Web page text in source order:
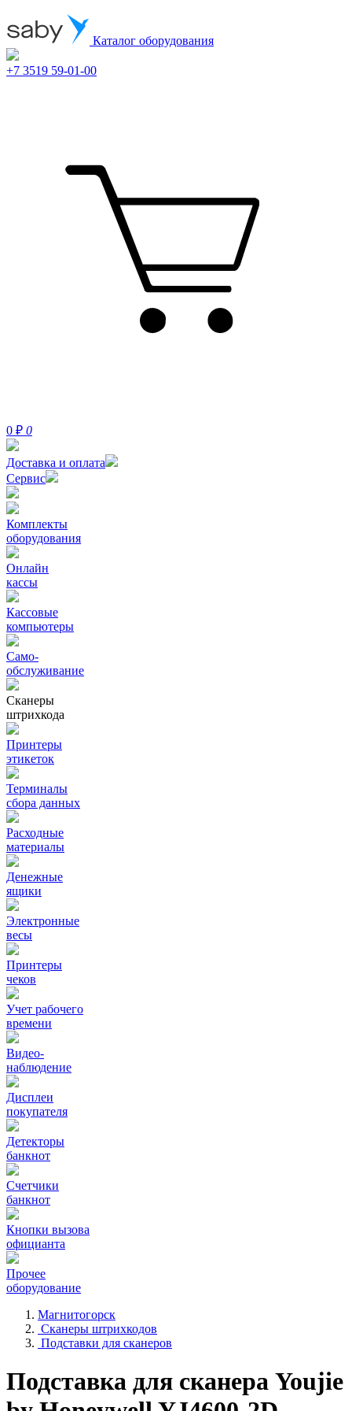
Каталог оборудования
+7 3519 59-01-00
0 ₽ 0
Доставка и оплата
Сервис
Комплекты
оборудования
Онлайн
кассы
Кассовые
компьютеры
Само-
обслуживание
Сканеры
штрихкода
Принтеры
этикеток
Терминалы
сбора данных
Расходные
материалы
Денежные
ящики
Электронные
весы
Принтеры
чеков
Учет рабочего
времени
Видео‑
наблюдение
Дисплеи
покупателя
Детекторы
банкнот
Счетчики
банкнот
Кнопки вызова
официанта
Прочее
оборудование
Магнитогорск
Сканеры штрихкодов
Подставки для сканеров
Подставка для сканера Youjie